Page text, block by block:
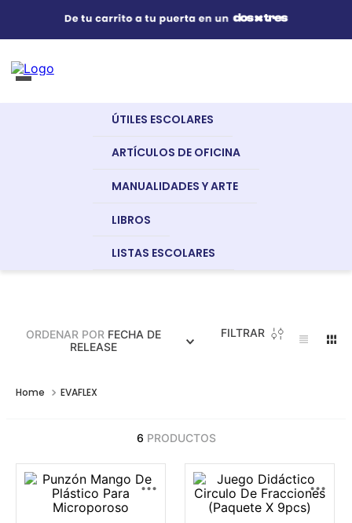
Útiles Escolares
Artículos de Oficina
Manualidades y Arte
Recursos Digitales
ÚTILES ESCOLARES
ARTÍCULOS DE OFICINA
MANUALIDADES Y ARTE
LIBROS
LISTAS ESCOLARES
ORDENAR POR FECHA DE
RELEASE
FILTRAR
EVAFLEX
6 PRODUCTOS
... ...